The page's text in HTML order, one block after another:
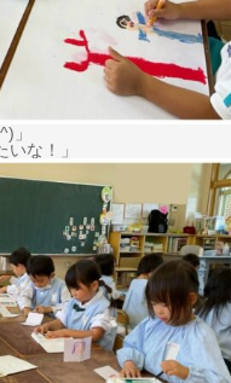
」
いな！」